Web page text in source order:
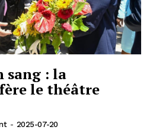
sang : la
le théâtre
- 2025-07-20